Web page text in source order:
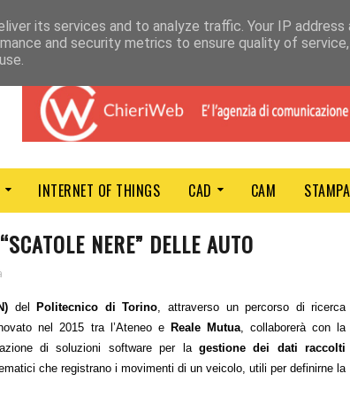
INTERNET OF THINGS CAD CAM
NERE” DELLE AUTO
del Politecnico di Torino, attraverso un percorso di ricerca
nel 2015 tra l’Ateneo e
Reale Mutua, collaborerà con la
di soluzioni software per la gestione dei dati raccolti
che registrano i movimenti di un veicolo, utili per definirne la
its services and to analyze traffic. Your IP address
and security metrics to ensure quality of